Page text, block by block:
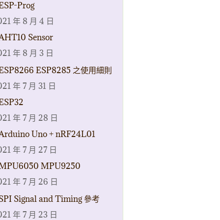
Prog
年 8 月 4 日
Sensor
年 8 月 3 日
ESP8285 之使用細則
年 7 月 31 日
年 7 月 28 日
Uno + nRF24L01
年 7 月 27 日
MPU9250
年 7 月 26 日
Signal and Timing 參考
年 7 月 23 日